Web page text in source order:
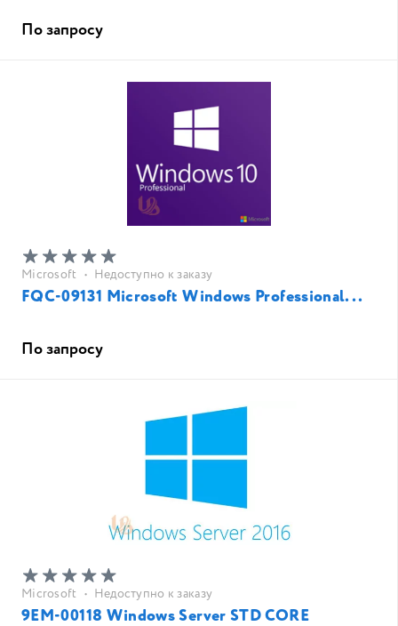
По запросу
Microsoft • Недоступно к заказу
FQC-09131 Microsoft Windows Professional...
По запросу
Microsoft • Недоступно к заказу
9EM-00118 Windows Server STD CORE